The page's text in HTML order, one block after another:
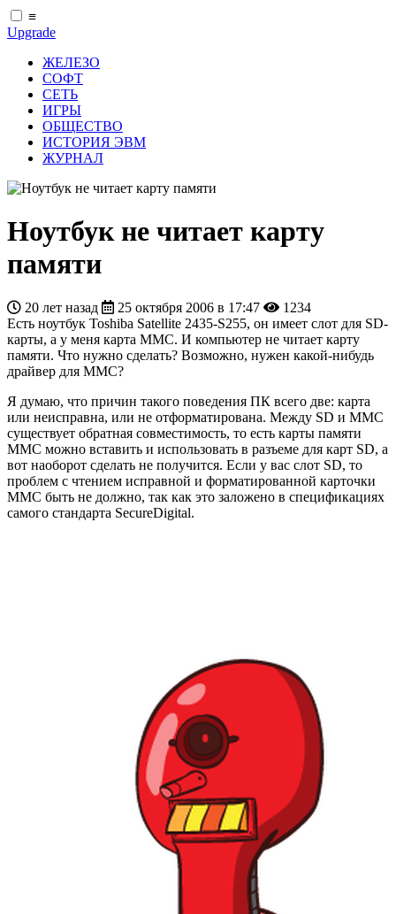
≡
Upgrade
ЖЕЛЕЗО
СОФТ
СЕТЬ
ИГРЫ
ОБЩЕСТВО
ИСТОРИЯ ЭВМ
ЖУРНАЛ
Ноутбук не читает карту
памяти
20 лет назад 25 октября 2006 в 17:47
1234
Есть ноутбук Toshiba Satellite 2435-S255, он имеет слот для SD-
карты, а у меня карта MMC. И компьютер не читает карту
памяти. Что нужно сделать? Возможно, нужен какой-нибудь
драйвер для MMC?
Я думаю, что причин такого поведения ПК всего две: карта
или неисправна, или не отформатирована. Между SD и MMC
существует обратная совместимость, то есть карты памяти
MMC можно вставить и использовать в разъеме для карт SD, а
вот наоборот сделать не получится. Если у вас слот SD, то
проблем с чтением исправной и форматированной карточки
MMC быть не должно, так как это заложено в спецификациях
самого стандарта SecureDigital.